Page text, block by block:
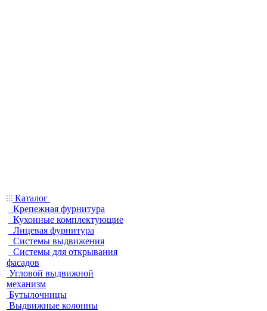
Каталог
Крепежная фурнитура
Кухонные комплектующие
Лицевая фурнитура
Системы выдвижения
Системы для открывания
фасадов
Угловой выдвижной
механизм
Бутылочницы
Выдвижные колонны